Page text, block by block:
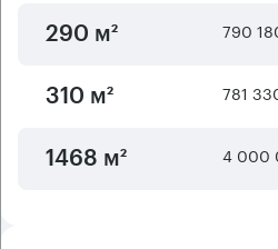
290 м² 790
310 м² 781
1468 м² 4 000